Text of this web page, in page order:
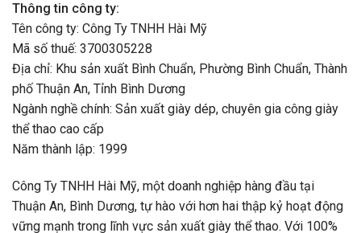
Thông tin công ty:
Tên công ty: Công Ty TNHH Hài Mỹ
Mã số thuế: 3700305228
Địa chỉ: Khu sản xuất Bình Chuẩn, Phường Bình Chuẩn, Thành
phố Thuận An, Tỉnh Bình Dương
Ngành nghề chính: Sản xuất giày dép, chuyên gia công giày
thể thao cao cấp
Năm thành lập: 1999
Công Ty TNHH Hài Mỹ, một doanh nghiệp hàng đầu tại
Thuận An, Bình Dương, tự hào với hơn hai thập kỷ hoạt động
vững mạnh trong lĩnh vực sản xuất giày thể thao. Với 100%